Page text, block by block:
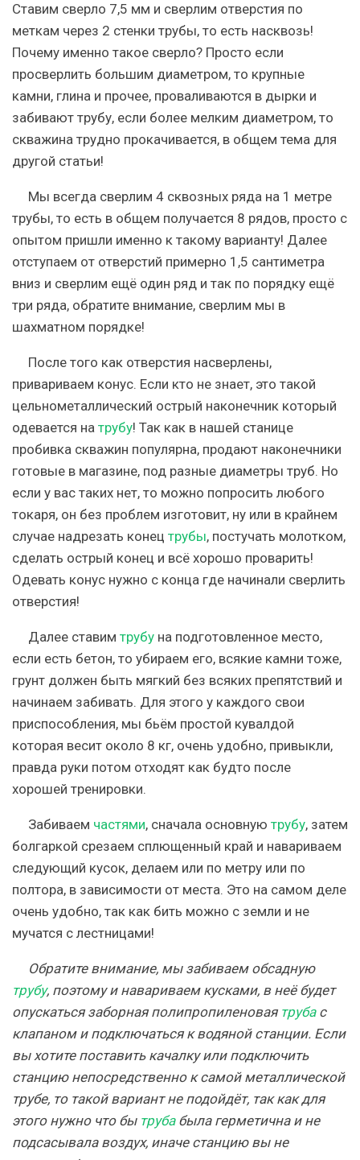
Ставим сверло 7,5 мм и сверлим отверстия по
меткам через 2 стенки трубы, то есть насквозь!
Почему именно такое сверло? Просто если
просверлить большим диаметром, то крупные
камни, глина и прочее, проваливаются в дырки и
забивают трубу, если более мелким диаметром, то
скважина трудно прокачивается, в общем тема для
другой статьи!
Мы всегда сверлим 4 сквозных ряда на 1 метре
трубы, то есть в общем получается 8 рядов, просто с
опытом пришли именно к такому варианту! Далее
отступаем от отверстий примерно 1,5 сантиметра
вниз и сверлим ещё один ряд и так по порядку ещё
три ряда, обратите внимание, сверлим мы в
шахматном порядке!
После того как отверстия насверлены,
привариваем конус. Если кто не знает, это такой
цельнометаллический острый наконечник который
одевается на трубу! Так как в нашей станице
пробивка скважин популярна, продают наконечники
готовые в магазине, под разные диаметры труб. Но
если у вас таких нет, то можно попросить любого
токаря, он без проблем изготовит, ну или в крайнем
случае надрезать конец трубы, постучать молотком,
сделать острый конец и всё хорошо проварить!
Одевать конус нужно с конца где начинали сверлить
отверстия!
Далее ставим трубу на подготовленное место,
если есть бетон, то убираем его, всякие камни тоже,
грунт должен быть мягкий без всяких препятствий и
начинаем забивать. Для этого у каждого свои
приспособления, мы бьём простой кувалдой
которая весит около 8 кг, очень удобно, привыкли,
правда руки потом отходят как будто после
хорошей тренировки.
Забиваем частями, сначала основную трубу, затем
болгаркой срезаем сплющенный край и навариваем
следующий кусок, делаем или по метру или по
полтора, в зависимости от места. Это на самом деле
очень удобно, так как бить можно с земли и не
мучатся с лестницами!
Обратите внимание, мы забиваем обсадную
трубу, поэтому и навариваем кусками, в неё будет
опускаться заборная полипропиленовая трубас
клапаном и подключаться к водяной станции. Если
вы хотите поставить качалку или подключить
станцию непосредственно к самой металлической
трубе, то такой вариант не подойдёт, так как для
этого нужно что бы трубабыла герметична и не
подсасывала воздух, иначе станцию вы не